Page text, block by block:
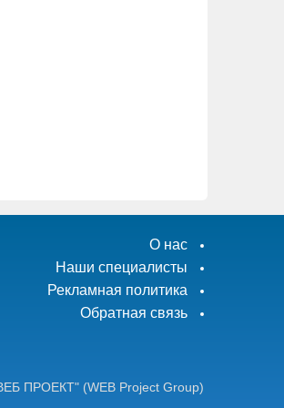
О нас
Наши специалисты
Рекламная политика
Обратная связь
ПРОЕКТ" (WEB Project Group)